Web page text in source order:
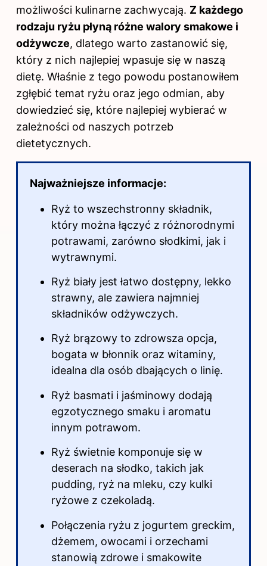
możliwości kulinarne zachwycają. Z każdego
rodzaju ryżu płyną różne walory smakowe i
odżywcze, dlatego warto zastanowić się,
który z nich najlepiej wpasuje się w naszą
dietę. Właśnie z tego powodu postanowiłem
zgłębić temat ryżu oraz jego odmian, aby
dowiedzieć się, które najlepiej wybierać w
zależności od naszych potrzeb
dietetycznych.
Najważniejsze informacje:
Ryż to wszechstronny składnik,
który można łączyć z różnorodnymi
potrawami, zarówno słodkimi, jak i
wytrawnymi.
Ryż biały jest łatwo dostępny, lekko
strawny, ale zawiera najmniej
składników odżywczych.
Ryż brązowy to zdrowsza opcja,
bogata w błonnik oraz witaminy,
idealna dla osób dbających o linię.
Ryż basmati i jaśminowy dodają
egzotycznego smaku i aromatu
innym potrawom.
Ryż świetnie komponuje się w
deserach na słodko, takich jak
pudding, ryż na mleku, czy kulki
ryżowe z czekoladą.
Połączenia ryżu z jogurtem greckim,
dżemem, owocami i orzechami
stanowią zdrowe i smakowite